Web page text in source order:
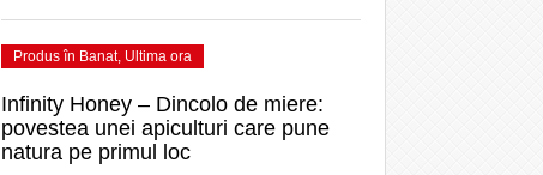
Produs în Banat, Ultima ora
Infinity Honey – Dincolo de miere:
povestea unei apiculturi care pune
natura pe primul loc